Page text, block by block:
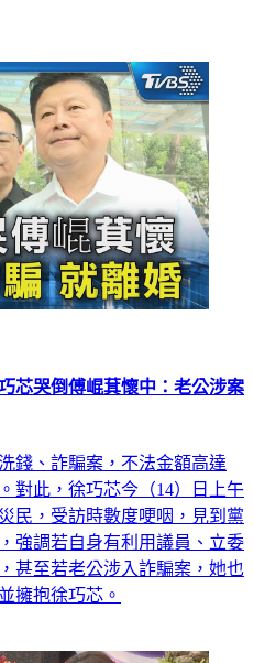
芯哭倒傅崐萁懷中：老公涉案
錢、詐騙案，不法金額高達
對此，徐巧芯今（14）日上午
民，受訪時數度哽咽，見到黨
強調若自身有利用議員、立委
甚至若老公涉入詐騙案，她也
擁抱徐巧芯。